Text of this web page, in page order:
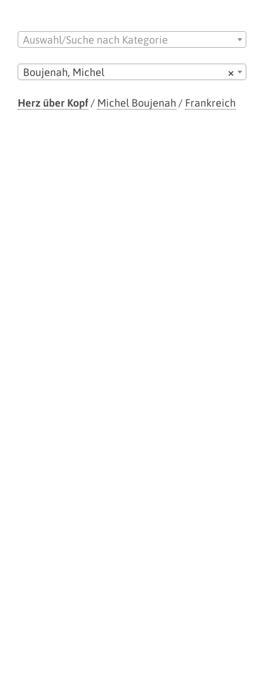
Auswahl/Suche nach Kategorie
×
Boujenah, Michel
Herz über Kopf/ Michel Boujenah / Frankreich